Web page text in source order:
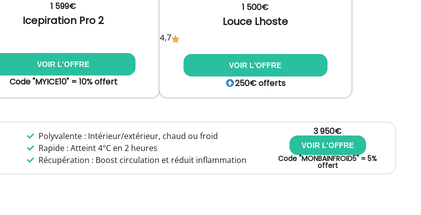
1 599€
Icepiration Pro 2
VOIR L'OFFRE
Code "MYICE10" = 10% offert
1 500€
Louce Lhoste
4,7
VOIR L'OFFRE
250€ offerts
Polyvalente : Intérieur/extérieur, chaud ou froid
Rapide : Atteint 4°C en 2 heures
Récupération : Boost circulation et réduit inflammation
3 950€
VOIR L'OFFRE
Code "MONBAINFROID5" = 5%
offert